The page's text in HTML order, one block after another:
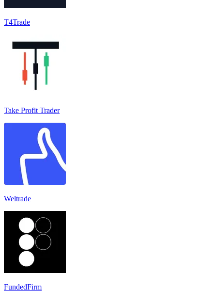
T4Trade
Take Profit Trader
Weltrade
FundedFirm